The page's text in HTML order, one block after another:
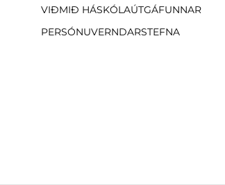
VIÐMIÐ HÁSKÓLAÚTGÁFUNNAR
PERSÓNUVERNDARSTEFNA